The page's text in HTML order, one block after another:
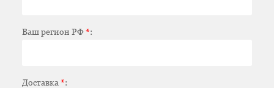
Ваш регион РФ*:
Доставка *: